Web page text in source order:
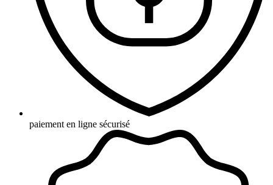
paiement en ligne sécurisé